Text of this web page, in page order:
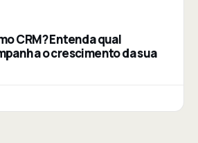
CRM? Entenda qual
o crescimento da sua